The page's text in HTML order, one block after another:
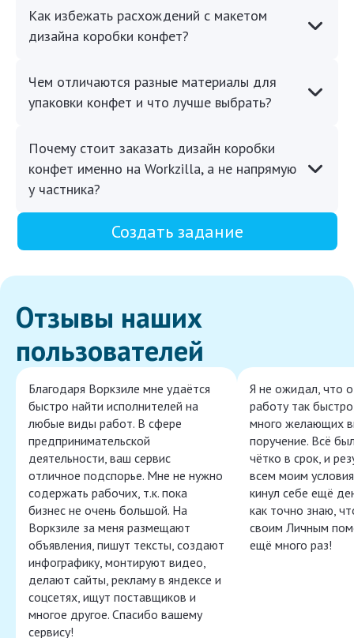
Как избежать расхождений с макетом
дизайна коробки конфет?
Чем отличаются разные материалы для
упаковки конфет и что лучше выбрать?
Почему стоит заказать дизайн коробки
конфет именно на Workzilla, а не напрямую
у частника?
Создать задание
Отзывы наших
пользователей
Благодаря Воркзиле мне удаётся
быстро найти исполнителей на
любые виды работ. В сфере
предпринимательской
деятельности, ваш сервис
отличное подспорье. Мне не нужно
содержать рабочих, т.к. пока
бизнес не очень большой. На
Воркзиле за меня размещают
объявления, пишут тексты, создают
инфографику, монтируют видео,
делают сайты, рекламу в яндексе и
соцсетях, ищут поставщиков и
многое другое. Спасибо вашему
сервису!
Я не ожидал, что
работу так
много желающих
поручение. Всё
чётко в срок, и
всем моим
кинул себе ещё
как точно знаю,
своим Личным
ещё много раз!